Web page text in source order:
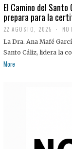
El Camino del
prepara para la
22 AGOSTO, 2025
2
A
G
La Dra. Ana Mafé
Santo Cáliz, lidera la
More